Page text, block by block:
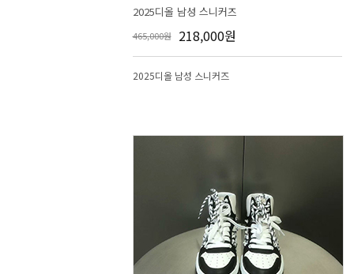
2025디올 남성 스니커즈
465,000원 218,000원
2025디올 남성 스니커즈